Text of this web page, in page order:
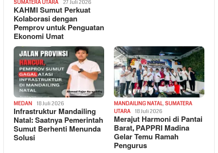
SUMATERA UTARA 27 Juli 2026
KAHMI Sumut Perkuat
Kolaborasi dengan
Pemprov untuk Penguatan
Ekonomi Umat
MEDAN 18 Juli 2026
Infrastruktur Mandailing
Natal: Saatnya Pemerintah
Sumut Berhenti Menunda
Solusi
MANDAILING NATAL, SUMATERA
UTARA
18 Juli 2026
Merajut Harmoni di Pantai
Barat, PAPPRI Madina
Gelar Temu Ramah
Pengurus